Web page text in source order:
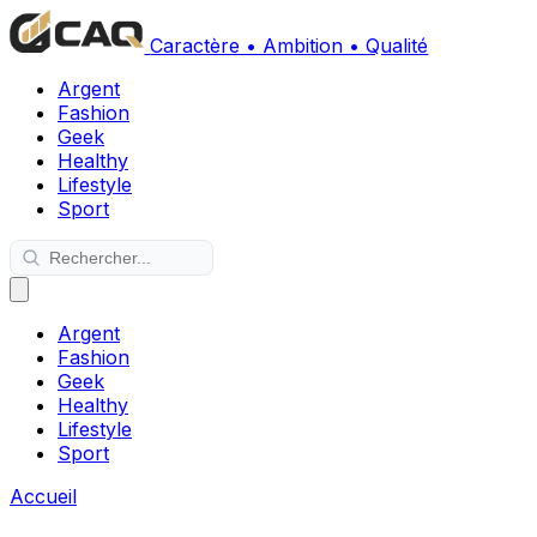
Caractère • Ambition • Qualité
Argent
Fashion
Geek
Healthy
Lifestyle
Sport
Argent
Fashion
Geek
Healthy
Lifestyle
Sport
Accueil